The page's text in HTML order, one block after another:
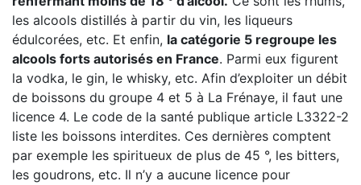
les alcools distillés à partir du vin, les liqueurs
édulcorées, etc. Et enfin, la catégorie 5 regroupe les
alcools forts autorisés en France. Parmi eux figurent
la vodka, le gin, le whisky, etc. Afin d’exploiter un débit
de boissons du groupe 4 et 5 à La Frénaye, il faut une
licence 4. Le code de la santé publique article L3322-2
liste les boissons interdites. Ces dernières comptent
par exemple les spiritueux de plus de 45 °, les bitters,
les goudrons, etc. Il n’y a aucune licence pour